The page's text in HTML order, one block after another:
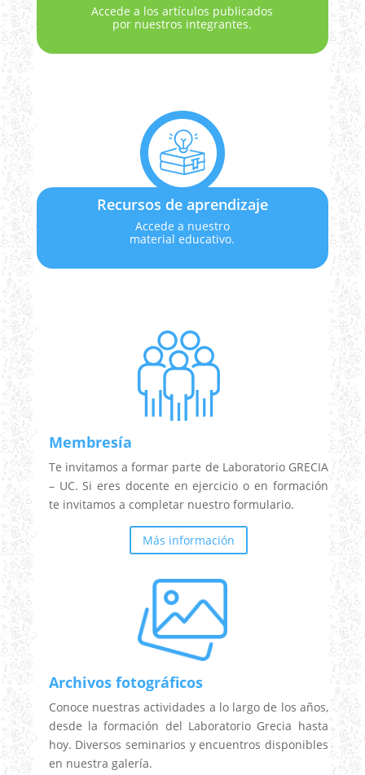
Accede a los artículos publicados
por nuestros integrantes.
Recursos de aprendizaje
Accede a nuestro
material educativo.
Membresía
Te invitamos a formar parte de Laboratorio GRECIA
– UC. Si eres docente en ejercicio o en formación
te invitamos a completar nuestro formulario.
Más información
Archivos fotográficos
Conoce nuestras actividades a lo largo de los años,
desde la formación del Laboratorio Grecia hasta
hoy. Diversos seminarios y encuentros disponibles
en nuestra galería.